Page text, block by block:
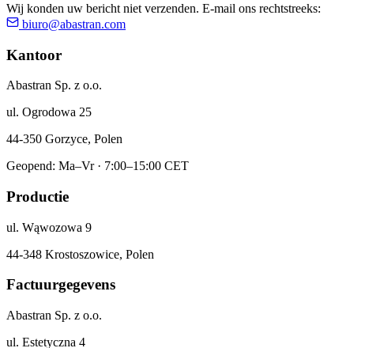
Wij konden uw bericht niet verzenden. E-mail ons rechtstreeks:
biuro@abastran.com
Kantoor
Abastran Sp. z o.o.
ul. Ogrodowa 25
44-350 Gorzyce, Polen
Geopend: Ma–Vr · 7:00–15:00 CET
Productie
ul. Wąwozowa 9
44-348 Krostoszowice, Polen
Factuurgegevens
Abastran Sp. z o.o.
ul. Estetyczna 4